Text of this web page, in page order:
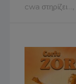
cwa στηρίζει…,